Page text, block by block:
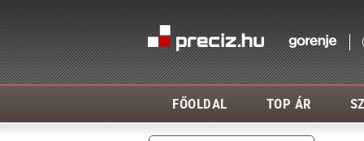
FŐOLDAL TOP ÁR